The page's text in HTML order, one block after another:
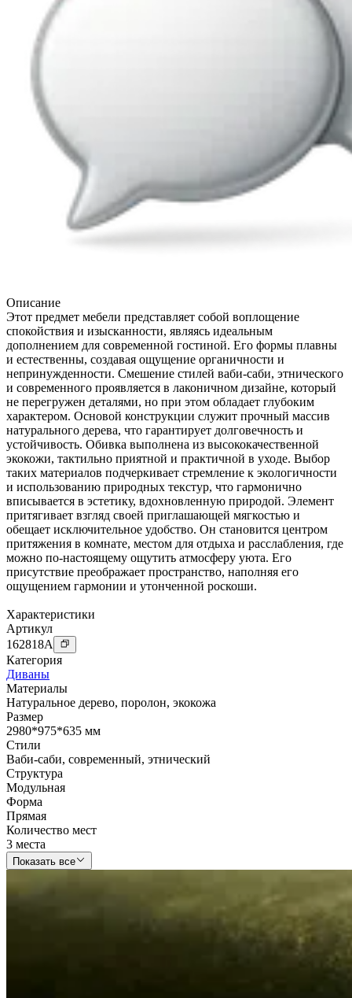
Описание
Этот предмет мебели представляет собой воплощение
спокойствия и изысканности, являясь идеальным
дополнением для современной гостиной. Его формы плавны
и естественны, создавая ощущение органичности и
непринужденности. Смешение стилей ваби-саби, этнического
и современного проявляется в лаконичном дизайне, который
не перегружен деталями, но при этом обладает глубоким
характером. Основой конструкции служит прочный массив
натурального дерева, что гарантирует долговечность и
устойчивость. Обивка выполнена из высококачественной
экокожи, тактильно приятной и практичной в уходе. Выбор
таких материалов подчеркивает стремление к экологичности
и использованию природных текстур, что гармонично
вписывается в эстетику, вдохновленную природой. Элемент
притягивает взгляд своей приглашающей мягкостью и
обещает исключительное удобство. Он становится центром
притяжения в комнате, местом для отдыха и расслабления, где
можно по-настоящему ощутить атмосферу уюта. Его
присутствие преображает пространство, наполняя его
ощущением гармонии и утонченной роскоши.
Характеристики
Артикул
162818A
Категория
Диваны
Материалы
Натуральное дерево, поролон, экокожа
Размер
2980*975*635 мм
Стили
Ваби-саби, современный, этнический
Структура
Модульная
Форма
Прямая
Количество мест
3 места
Показать все